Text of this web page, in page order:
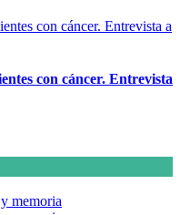
con cáncer. Entrevista